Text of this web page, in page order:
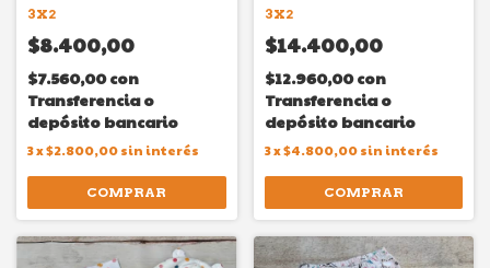
3X2
$8.400,00
$7.560,00con
Transferencia o
depósito bancario
3x$2.800,00sin interés
COMPRAR
3X2
$14.400,00
$12.960,00con
Transferencia o
depósito bancario
3x$4.800,00 sin interés
COMPRAR